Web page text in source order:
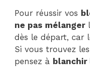
Pour réussir vos
ne pas mélanger
dès le départ, car
Si vous trouvez les
pensez à